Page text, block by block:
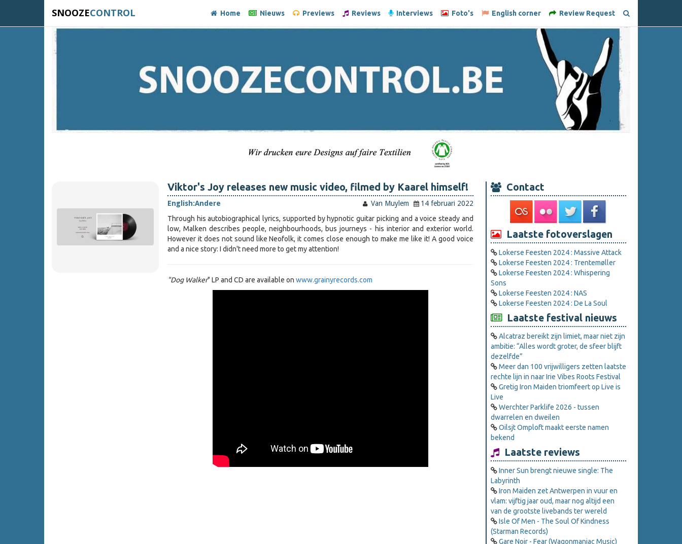
SNOOZECONTROL Home Nieuws Previews Reviews Interviews Foto's English corner Review Request
Viktor's Joy releases new music video, filmed by Kaarel himself!
English:Andere Van Muylem
14 februari 2022
Through his autobiographical lyrics, supported by hypnotic guitar picking and a voice steady and
low, Malken describes people, neighbourhoods, bus journeys - his interior and exterior world.
However it does not sound like Neofolk, it comes close enough to make me like it! A good voice
and a nice story: I didn't need more to get my attention!
"Dog Walker" LP and CD are available on www.grainyrecords.com
Contact
Laatste fotoverslagen
Lokerse Feesten 2024 : Massive Attack
Lokerse Feesten 2024 : Trentemøller
Lokerse Feesten 2024 : Whispering
Sons
Lokerse Feesten 2024 : NAS
Lokerse Feesten 2024 : De La Soul
Laatste festival nieuws
Alcatraz bereikt zijn limiet, maar niet zijn
ambitie: “Alles wordt groter, de sfeer blijft
dezelfde”
Meer dan 100 vrijwilligers zetten laatste
rechte lijn in naar Irie Vibes Roots Festival
Gretig Iron Maiden triomfeert op Live is
Live
Werchter Parklife 2026 - tussen
dwarrelen en dweilen
Oilsjt Omploft maakt eerste namen
bekend
Laatste reviews
Inner Sun brengt nieuwe single: The
Labyrinth
Iron Maiden zet Antwerpen in vuur en
vlam: vijftig jaar oud, maar nog altijd een
van de grootste livebands ter wereld
Isle Of Men - The Soul Of Kindness
(Starman Records)
Gare Noir - Fear (Wagonmaniac Music)